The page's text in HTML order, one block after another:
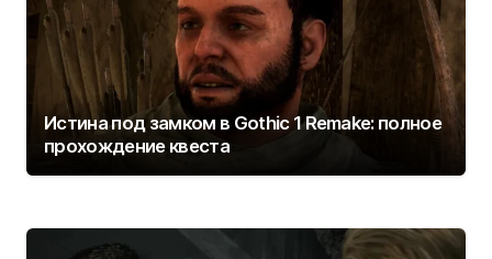
Истина под замком в Gothic 1 Remake: полное
прохождение квеста